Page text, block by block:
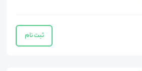
ثبت نام